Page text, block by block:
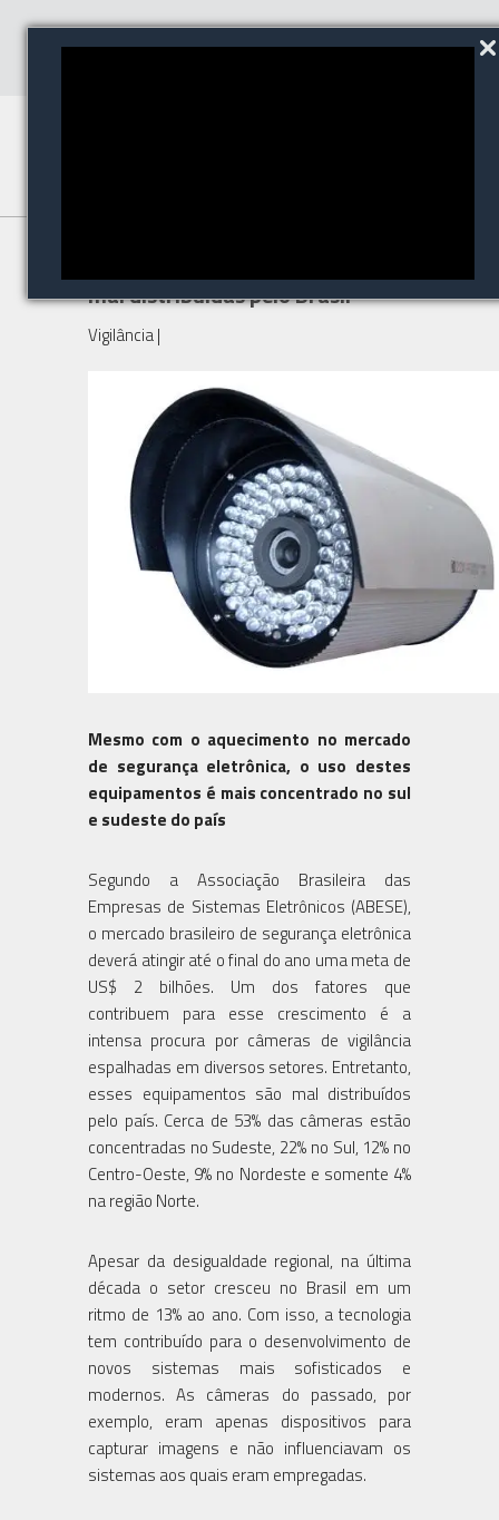
mal distribuídas pelo Brasil
Vigilância|
Mesmo com o aquecimento no mercado
de segurança eletrônica, o uso destes
equipamentos é mais concentrado no sul
e sudeste do país
Segundo a Associação Brasileira das
Empresas de Sistemas Eletrônicos (ABESE),
o mercado brasileiro de segurança eletrônica
deverá atingir até o final do ano uma meta de
US$ 2 bilhões. Um dos fatores que
contribuem para esse crescimento é a
intensa procura por câmeras de vigilância
espalhadas em diversos setores. Entretanto,
esses equipamentos são mal distribuídos
pelo país. Cerca de 53% das câmeras estão
concentradas no Sudeste, 22% no Sul, 12% no
Centro-Oeste, 9% no Nordeste e somente 4%
na região Norte.
Apesar da desigualdade regional, na última
década o setor cresceu no Brasil em um
ritmo de 13% ao ano. Com isso, a tecnologia
tem contribuído para o desenvolvimento de
novos sistemas mais sofisticados e
modernos. As câmeras do passado, por
exemplo, eram apenas dispositivos para
capturar imagens e não influenciavam os
sistemas aos quais eram empregadas.